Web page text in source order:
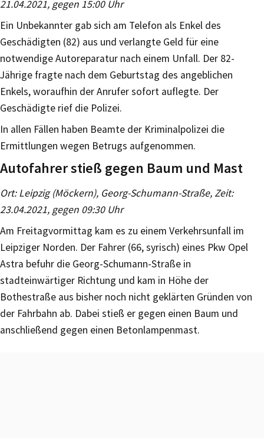
21.04.2021, gegen 15:00 Uhr
Ein Unbekannter gab sich am Telefon als Enkel des
Geschädigten (82) aus und verlangte Geld für eine
notwendige Autoreparatur nach einem Unfall. Der 82-
Jährige fragte nach dem Geburtstag des angeblichen
Enkels, woraufhin der Anrufer sofort auflegte. Der
Geschädigte rief die Polizei.
In allen Fällen haben Beamte der Kriminalpolizei die
Ermittlungen wegen Betrugs aufgenommen.
Autofahrer stieß gegen Baum und Mast
Ort: Leipzig (Möckern), Georg-Schumann-Straße, Zeit:
23.04.2021, gegen 09:30 Uhr
Am Freitagvormittag kam es zu einem Verkehrsunfall im
Leipziger Norden. Der Fahrer (66, syrisch) eines Pkw Opel
Astra befuhr die Georg-Schumann-Straße in
stadteinwärtiger Richtung und kam in Höhe der
Bothestraße aus bisher noch nicht geklärten Gründen von
der Fahrbahn ab. Dabei stieß er gegen einen Baum und
anschließend gegen einen Betonlampenmast.